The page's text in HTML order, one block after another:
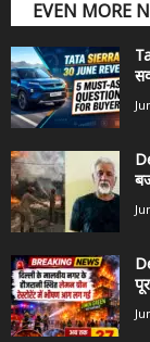
EVEN MORE